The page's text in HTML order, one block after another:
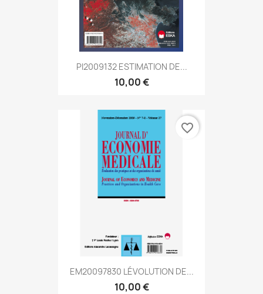
PI2009132 ESTIMATION DE...
10,00 €
EM20097830 LÉVOLUTION DE...
10,00 €
favorite_border